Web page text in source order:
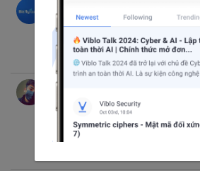
Cách tạo Web Apps trong
development
83 0 0
Gung Typical
Làm chủ xác thực trong
Stack với JWT
development